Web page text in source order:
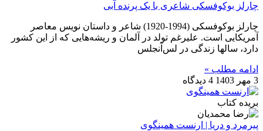
چارلز بوکوفسکی شاعری با یک پرنده آبی
چارلز بوکوفسکی (1994-1920) شاعر و داستان نویس معاصر
آمریکایی است. علیرغم تولد در آلمان و ریشه‌هایی که از این کشور
دارد، سالها زندگی در لس‌آنجلس
ادامه مطلب »
3 مهر 1403
4 دیدگاه
بریده کتاب
پیرمرد و دریا | ارنست همینگوی